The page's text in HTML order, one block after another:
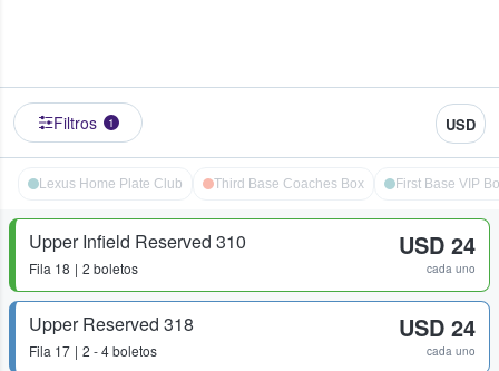
Filtros 1 USD
Lexus Home Plate Club Third Base Coaches Box First Base VIP
Upper Infield Reserved 310
Fila 18 2 boletos
USD 24
cada uno
Upper Reserved 318
Fila 17 2 - 4 boletos
USD 24
cada uno